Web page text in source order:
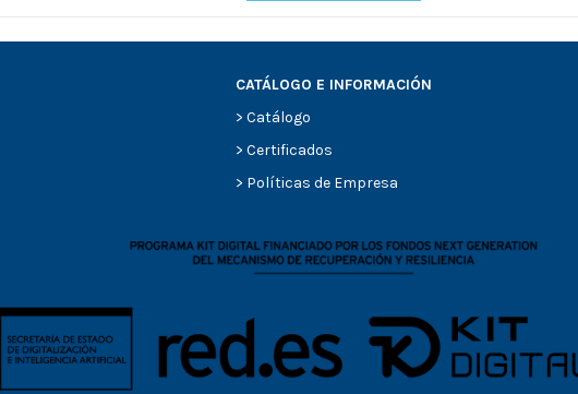
CATÁLOGO E INFORMACIÓN
> Catálogo
> Certificados
> Políticas de Empresa